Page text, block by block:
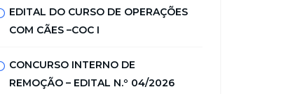
EDITAL DO CURSO DE OPERAÇÕES
COM CÃES –COC I
CONCURSO INTERNO DE
REMOÇÃO – EDITAL N.º 04/2026